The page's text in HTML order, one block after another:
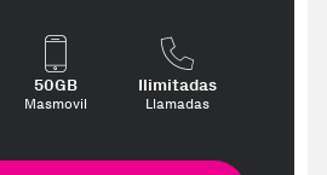
50GB
Masmovil
Ilimitadas
Llamadas